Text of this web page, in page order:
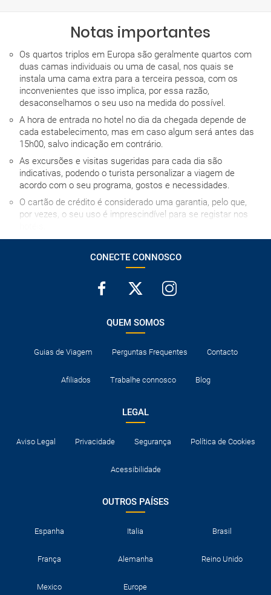
Notas importantes
Os quartos triplos em Europa são geralmente quartos com
duas camas individuais ou uma de casal, nos quais se
instala uma cama extra para a terceira pessoa, com os
inconvenientes que isso implica, por essa razão,
desaconselhamos o seu uso na medida do possível.
A hora de entrada no hotel no dia da chegada depende de
cada estabelecimento, mas em caso algum será antes das
15h00, salvo indicação em contrário.
As excursões e visitas sugeridas para cada dia são
indicativas, podendo o turista personalizar a viagem de
acordo com o seu programa, gostos e necessidades.
O cartão de crédito é considerado uma garantia, pelo que,
por vezes, o seu uso é imprescindível para se registar nos
Caso contrário, terão de dividir cama com um adulto.
cartão de crédito (não de débito) em nome do titular da
reserva, que também deve ser o principal condutor do
Consulte a documentação necessária para entrar os
escalas aéreas.
CONECTE CONNOSCO
QUEM SOMOS
Guias de Viagem Perguntas Frequentes Contacto
Afiliados Trabalhe connosco Blog
LEGAL
Aviso Legal Privacidade Segurança Política de Cookies
Acessibilidade
OUTROS PAÍSES
Espanha Italia Brasil
França Alemanha Reino Unido
Mexico Europe